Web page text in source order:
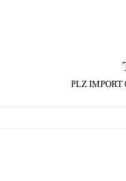
PLZ IMPORT